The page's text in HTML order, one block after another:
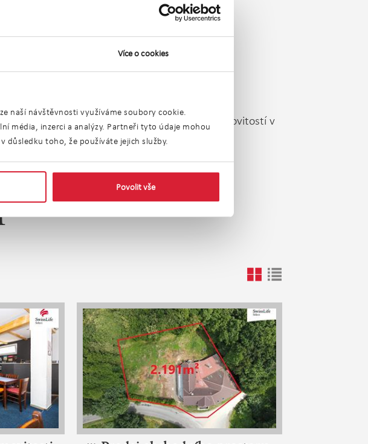
Více o cookies
naší návštěvnosti využíváme soubory cookie.
média, inzerci a analýzy. Partneři tyto údaje mohou
důsledku toho, že používáte jejich služby.
Povolit vše
si však prohlédnout naši nabídku nemovitostí v
Ústí nad